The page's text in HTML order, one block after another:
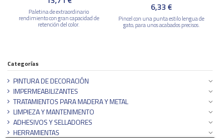
Paletina de extraordinario
rendimiento con gran capacidad de
retención del color.
6,33 €
Pincel con una punta estilo lengua de
gato, para unos acabados precisos.
Categorías
PINTURA DE DECORACIÓN
IMPERMEABILIZANTES
TRATAMIENTOS PARA MADERA Y METAL
LIMPIEZA Y MANTENIMENTO
ADHESIVOS Y SELLADORES
HERRAMIENTAS